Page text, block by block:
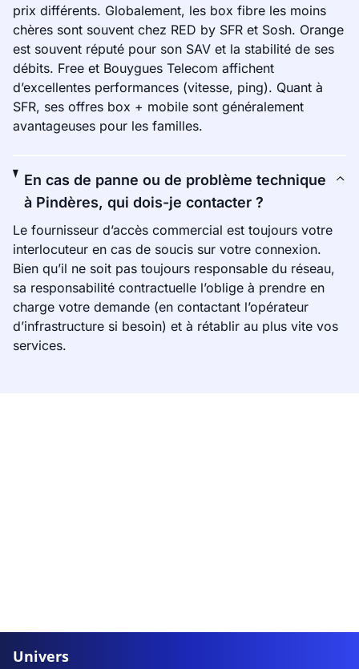
prix différents. Globalement, les box fibre les moins
chères sont souvent chez RED by SFR et Sosh. Orange
est souvent réputé pour son SAV et la stabilité de ses
débits. Free et Bouygues Telecom affichent
d’excellentes performances (vitesse, ping). Quant à
SFR, ses offres box + mobile sont généralement
avantageuses pour les familles.
En cas de panne ou de problème technique
à Pindères, qui dois-je contacter ?
Le fournisseur d’accès commercial est toujours votre
interlocuteur en cas de soucis sur votre connexion.
Bien qu’il ne soit pas toujours responsable du réseau,
sa responsabilité contractuelle l’oblige à prendre en
charge votre demande (en contactant l’opérateur
d’infrastructure si besoin) et à rétablir au plus vite vos
services.
Univers